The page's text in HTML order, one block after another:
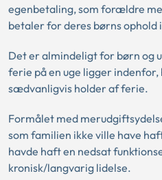
egenbetaling, som forældre
betaler for deres børns ophold
Det er almindeligt for børn og
ferie på en uge ligger indenfor,
sædvanligvis holder af ferie.
Formålet med
som familien ikke ville have
havde haft en nedsat
kronisk/langvarig lidelse.